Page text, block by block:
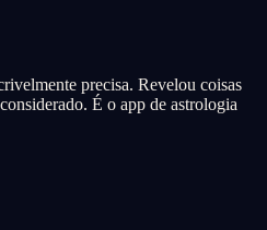
precisa. Revelou coisas
É o app de astrologia